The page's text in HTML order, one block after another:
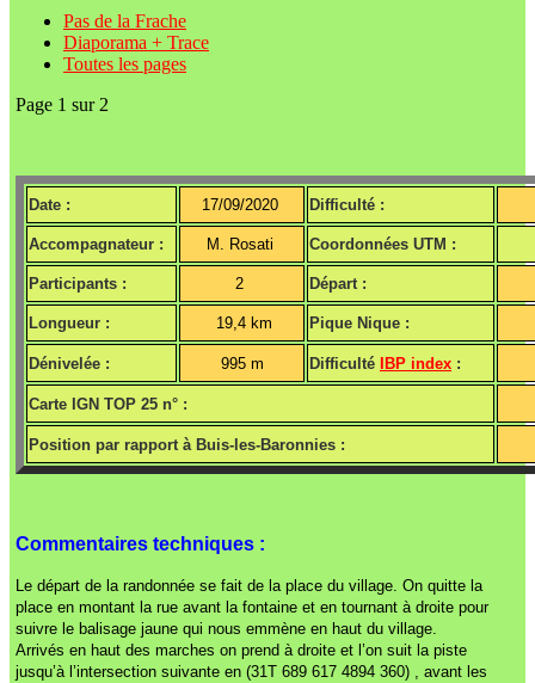
Pas de la Frache
Diaporama + Trace
Toutes les pages
Page 1 sur 2
Date : 17/09/2020 Difficulté :
Accompagnateur : M. Rosati Coordonnées UTM :
Participants : 2 Départ :
Longueur : 19,4 km Pique Nique :
Dénivelée : 995 m Difficulté IBP index :
Carte IGN TOP 25 n° :
Position par rapport à Buis-les-Baronnies :
Commentaires techniques :
Le départ de la randonnée se fait de la place du village. On quitte la
place en montant la rue avant la fontaine et en tournant à droite pour
suivre le balisage jaune qui nous emmène en haut du village.
Arrivés en haut des marches on prend à droite et l’on suit la piste
jusqu’à l’intersection suivante en (31T 689 617 4894 360) , avant les